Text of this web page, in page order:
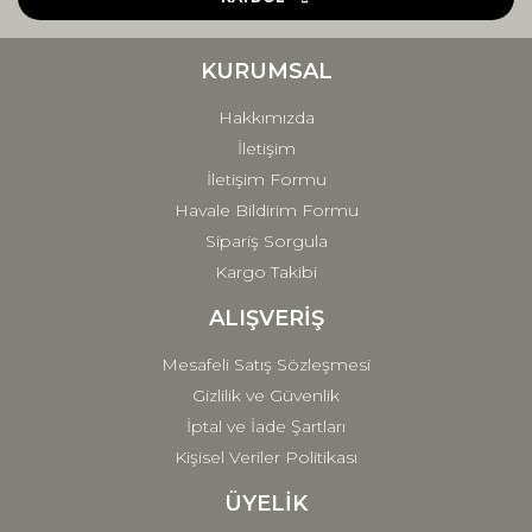
Ürün fiyatı diğer sitelerden daha pahalı.
Gönder
KURUMSAL
Hakkımızda
İletişim
İletişim Formu
Havale Bildirim Formu
Sipariş Sorgula
Kargo Takibi
ALIŞVERİŞ
Mesafeli Satış Sözleşmesi
Gizlilik ve Güvenlik
İptal ve İade Şartları
Kişisel Veriler Politikası
ÜYELİK